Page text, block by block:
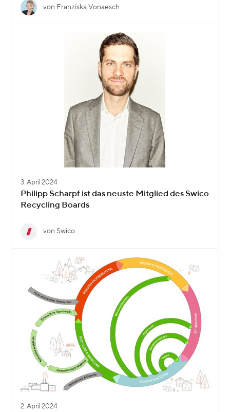
von Franziska Vonaesch
3. April 2024
Philipp Scharpf ist das neuste Mitglied des Swico
Recycling Boards
von Swico
2. April 2024